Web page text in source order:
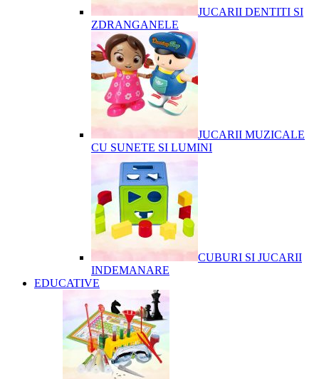
JUCARII DENTITI SI
ZDRANGANELE
JUCARII MUZICALE
CU SUNETE SI LUMINI
CUBURI SI JUCARII
INDEMANARE
EDUCATIVE